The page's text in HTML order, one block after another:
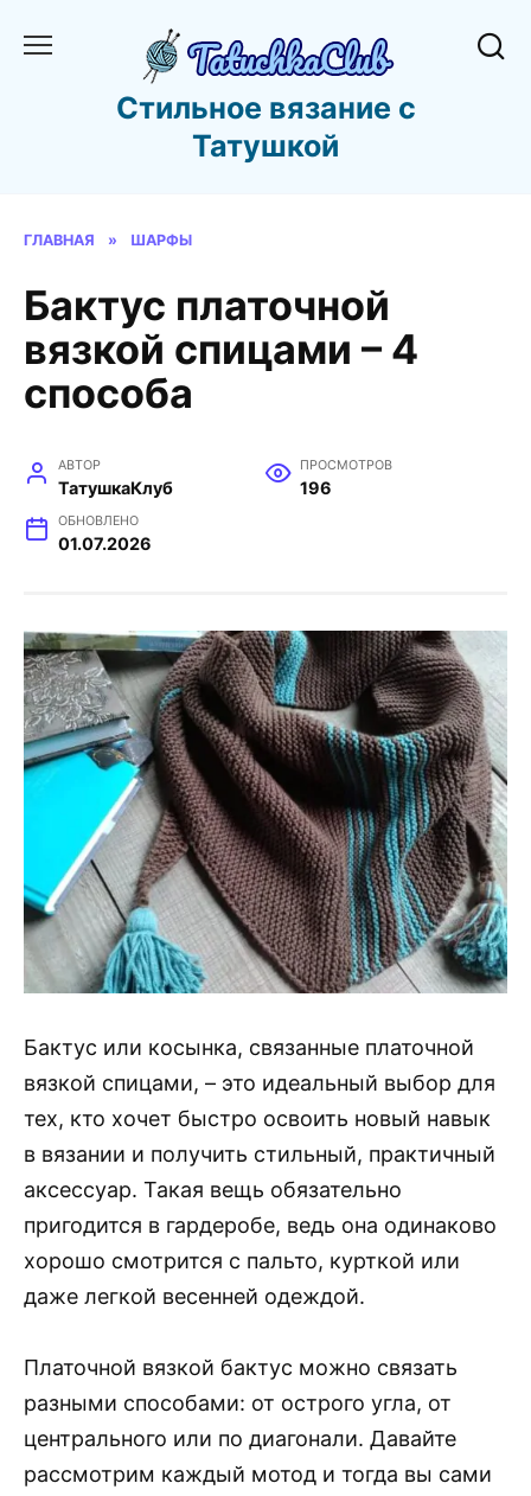
Стильное вязание с
Татушкой
ГЛАВНАЯ » ШАРФЫ
Бактус платочной
вязкой спицами – 4
способа
АВТОР
ТатушкаКлуб
ПРОСМОТРОВ
196
ОБНОВЛЕНО
01.07.2026
Бактус или косынка, связанные платочной
вязкой спицами, – это идеальный выбор для
тех, кто хочет быстро освоить новый навык
в вязании и получить стильный, практичный
аксессуар. Такая вещь обязательно
пригодится в гардеробе, ведь она одинаково
хорошо смотрится с пальто, курткой или
даже легкой весенней одеждой.
Платочной вязкой бактус можно связать
разными способами: от острого угла, от
центрального или по диагонали. Давайте
рассмотрим каждый мотод и тогда вы сами